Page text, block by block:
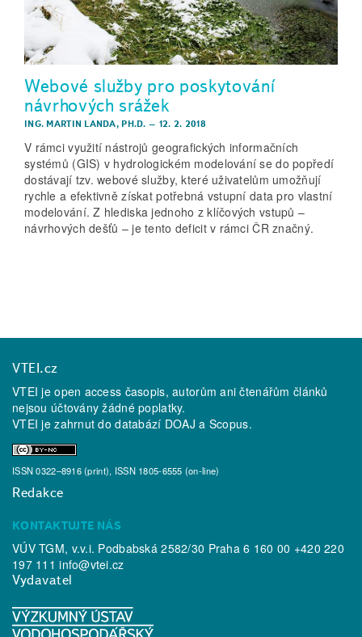
Webové služby pro poskytování
návrhových srážek
ING. MARTIN LANDA, PH.D. – 12. 2. 2018
V rámci využití nástrojů geografických informačních
systémů (GIS) v hydrologickém modelování se do popředí
dostávají tzv. webové služby, které uživatelům umožňují
rychle a efektivně získat potřebná vstupní data pro vlastní
modelování. Z hlediska jednoho z klíčových vstupů –
návrhových dešťů – je tento deficit v rámci ČR značný.
VTEI.cz
VTEI je open access časopis, autorům ani čtenářům článků
nejsou účtovány žádné poplatky.
VTEI je zahrnut do databází DOAJ a Scopus.
ISSN 0322–8916 (print), ISSN 1805-6555 (on-line)
Redakce
KONTAKTUJTE NÁS
VÚV TGM, v.v.i. Podbabská 2582/30 Praha 6 160 00 +420 220
197 111info@vtei.cz
Vydavatel